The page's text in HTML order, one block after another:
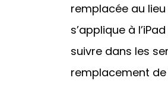
remplacée au lieu
s’applique à
suivre dans les
remplacement de